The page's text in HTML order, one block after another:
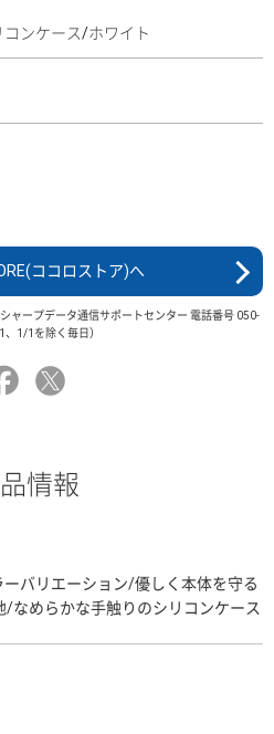
コンケース/ホワイト
ココロストア)へ
ャープデータ通信サポートセンター 電話番号 050-
1/1を除く毎日）
情報
バリエーション/優しく本体を守る
/なめらかな手触りのシリコンケース